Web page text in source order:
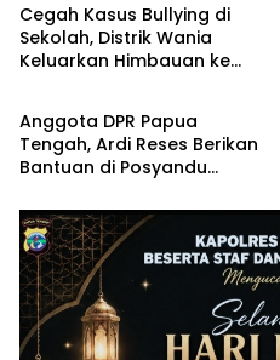
Ahli Waris
Cegah Kasus Bullying di
Sekolah, Distrik Wania
Keluarkan Himbauan ke
Info Terbaru
Anggota DPR Papua
Tengah, Ardi Reses Berikan
Bantuan di Posyandu